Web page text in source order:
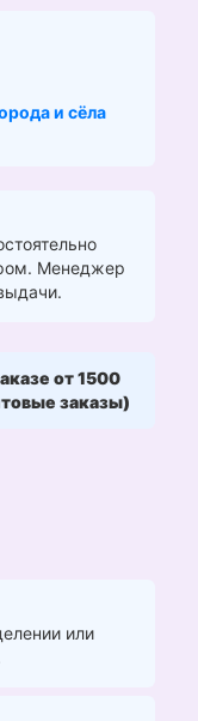
и сёла
Менеджер
от 1500
заказы)
или